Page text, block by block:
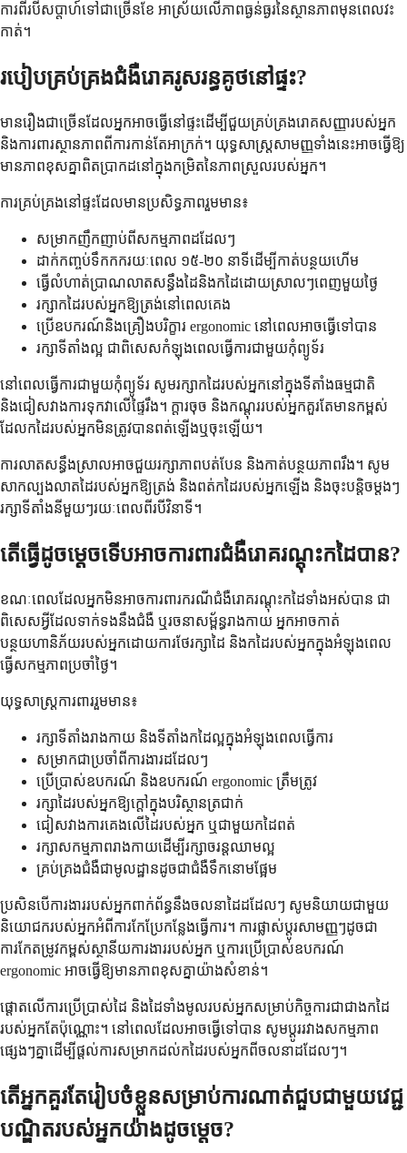
ការពីរបីសប្តាហ៍ទៅជាច្រើនខែ អាស្រ័យលើភាពធ្ងន់ធ្ងរនៃស្ថានភាពមុនពេលវះ
កាត់។
របៀបគ្រប់គ្រងជំងឺរោគរូសរន្ធគូថនៅផ្ទះ?
មានរឿងជាច្រើនដែលអ្នកអាចធ្វើនៅផ្ទះដើម្បីជួយគ្រប់គ្រងរោគសញ្ញារបស់អ្នក
និងការពារស្ថានភាពពីការកាន់តែអាក្រក់។ យុទ្ធសាស្ត្រសាមញ្ញទាំងនេះអាចធ្វើឱ្យ
មានភាពខុសគ្នាពិតប្រាកដនៅក្នុងកម្រិតនៃភាពស្រួលរបស់អ្នក។
ការគ្រប់គ្រងនៅផ្ទះដែលមានប្រសិទ្ធភាពរួមមាន៖
សម្រាកញឹកញាប់ពីសកម្មភាពដដែលៗ
ដាក់កញ្ចប់ទឹកកករយៈពេល ១៥-២០ នាទីដើម្បីកាត់បន្ថយហើម
ធ្វើលំហាត់ប្រាណលាតសន្ធឹងដៃនិងកដៃដោយស្រាលៗពេញមួយថ្ងៃ
រក្សាកដៃរបស់អ្នកឱ្យត្រង់នៅពេលគេង
ប្រើឧបករណ៍និងគ្រឿងបរិក្ខារ ergonomic នៅពេលអាចធ្វើទៅបាន
រក្សាទីតាំងល្អ ជាពិសេសកំឡុងពេលធ្វើការជាមួយកុំព្យូទ័រ
នៅពេលធ្វើការជាមួយកុំព្យូទ័រ សូមរក្សាកដៃរបស់អ្នកនៅក្នុងទីតាំងធម្មជាតិ
និងជៀសវាងការទុកវាលើផ្ទៃរឹង។ ក្តារចុច និងកណ្ដុររបស់អ្នកគួរតែមានកម្ពស់
ដែលកដៃរបស់អ្នកមិនត្រូវបានពត់ឡើងឬចុះឡើយ។
ការលាតសន្ធឹងស្រាលអាចជួយរក្សាភាពបត់បែន និងកាត់បន្ថយភាពរឹង។ សូម
សាកល្បងលាតដៃរបស់អ្នកឱ្យត្រង់ និងពត់កដៃរបស់អ្នកឡើង និងចុះបន្តិចម្តងៗ
រក្សាទីតាំងនីមួយៗរយៈពេលពីរបីវិនាទី។
តើធ្វើដូចម្តេចទើបអាចការពារជំងឺរោគរណ្ដុះកដៃបាន?
ខណៈពេលដែលអ្នកមិនអាចការពារករណីជំងឺរោគរណ្ដុះកដៃទាំងអស់បាន ជា
ពិសេសអ្វីដែលទាក់ទងនឹងជំងឺ ឬរចនាសម្ព័ន្ធរាងកាយ អ្នកអាចកាត់
បន្ថយហានិភ័យរបស់អ្នកដោយការថែរក្សាដៃ និងកដៃរបស់អ្នកក្នុងអំឡុងពេល
ធ្វើសកម្មភាពប្រចាំថ្ងៃ។
យុទ្ធសាស្ត្រការពាររួមមាន៖
រក្សាទីតាំងរាងកាយ និងទីតាំងកដៃល្អក្នុងអំឡុងពេលធ្វើការ
សម្រាកជាប្រចាំពីការងារដដែលៗ
ប្រើប្រាស់ឧបករណ៍ និងឧបករណ៍ ergonomic ត្រឹមត្រូវ
រក្សាដៃរបស់អ្នកឱ្យក្តៅក្នុងបរិស្ថានត្រជាក់
ជៀសវាងការគេងលើដៃរបស់អ្នក ឬជាមួយកដៃពត់
រក្សាសកម្មភាពរាងកាយដើម្បីរក្សាចរន្តឈាមល្អ
គ្រប់គ្រងជំងឺជាមូលដ្ឋានដូចជាជំងឺទឹកនោមផ្អែម
ប្រសិនបើការងាររបស់អ្នកពាក់ព័ន្ធនឹងចលនាដៃដដែលៗ សូមនិយាយជាមួយ
និយោជករបស់អ្នកអំពីការកែប្រែកន្លែងធ្វើការ។ ការផ្លាស់ប្តូរសាមញ្ញៗដូចជា
ការកែតម្រូវកម្ពស់ស្ថានីយការងាររបស់អ្នក ឬការប្រើប្រាស់ឧបករណ៍
ergonomic អាចធ្វើឱ្យមានភាពខុសគ្នាយ៉ាងសំខាន់។
ផ្តោតលើការប្រើប្រាស់ដៃ និងដៃទាំងមូលរបស់អ្នកសម្រាប់កិច្ចការជាជាងកដៃ
របស់អ្នកតែប៉ុណ្ណោះ។ នៅពេលដែលអាចធ្វើទៅបាន សូមប្តូររវាងសកម្មភាព
ផ្សេងៗគ្នាដើម្បីផ្តល់ការសម្រាកដល់កដៃរបស់អ្នកពីចលនាដដែលៗ។
តើអ្នកគួរតែរៀបចំខ្លួនសម្រាប់ការណាត់ជួបជាមួយវេជ្ជ
បណ្ឌិតរបស់អ្នកយ៉ាងដូចម្តេច?